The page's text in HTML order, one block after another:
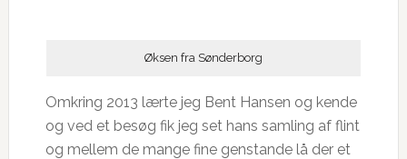
Øksen fra Sønderborg
Omkring 2013 lærte jeg Bent Hansen og kende
og ved et besøg fik jeg set hans samling af flint
og mellem de mange fine genstande lå der et